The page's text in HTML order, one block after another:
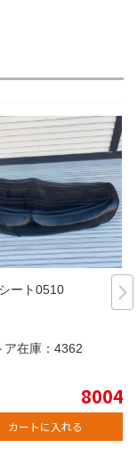
ート0510
在庫： 4362
8004
カートに入れる